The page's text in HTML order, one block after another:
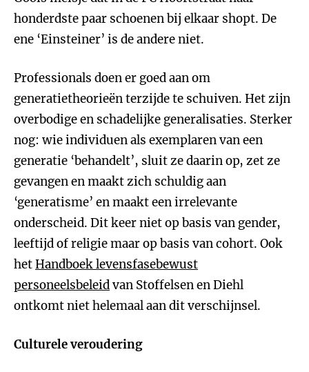
honderdste paar schoenen bij elkaar shopt. De
ene ‘Einsteiner’ is de andere niet.
Professionals doen er goed aan om
generatietheorieën terzijde te schuiven. Het zijn
overbodige en schadelijke generalisaties. Sterker
nog: wie individuen als exemplaren van een
generatie ‘behandelt’, sluit ze daarin op, zet ze
gevangen en maakt zich schuldig aan
‘generatisme’ en maakt een irrelevante
onderscheid. Dit keer niet op basis van gender,
leeftijd of religie maar op basis van cohort. Ook
hetHandboek levensfasebewust
personeelsbeleidvan Stoffelsen en Diehl
ontkomt niet helemaal aan dit verschijnsel.
Culturele veroudering